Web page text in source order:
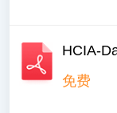
HCIA-
免费